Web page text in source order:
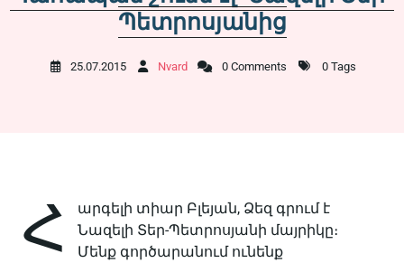
Պետրոսյանից
25.07.2015 Nvard 0 Comments 0 Tags
Հ
արգելի տիար Բլեյան, Ձեզ գրում է
Նազելի Տեր-Պետրոսյանի մայրիկը։
Մենք գործարանում ունենք